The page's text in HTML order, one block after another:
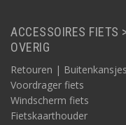
ACCESSOIRES FIETS
OVERIG
Retouren |
Voordrager fiets
Windscherm fiets
Fietskaarthouder